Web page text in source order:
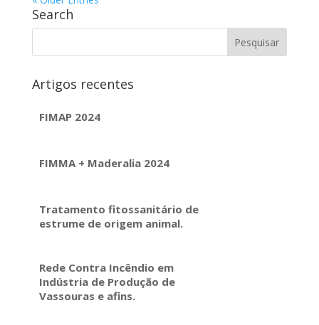
Search
Artigos recentes
FIMAP 2024
FIMMA + Maderalia 2024
Tratamento fitossanitário de
estrume de origem animal.
Rede Contra Incêndio em
Indústria de Produção de
Vassouras e afins.